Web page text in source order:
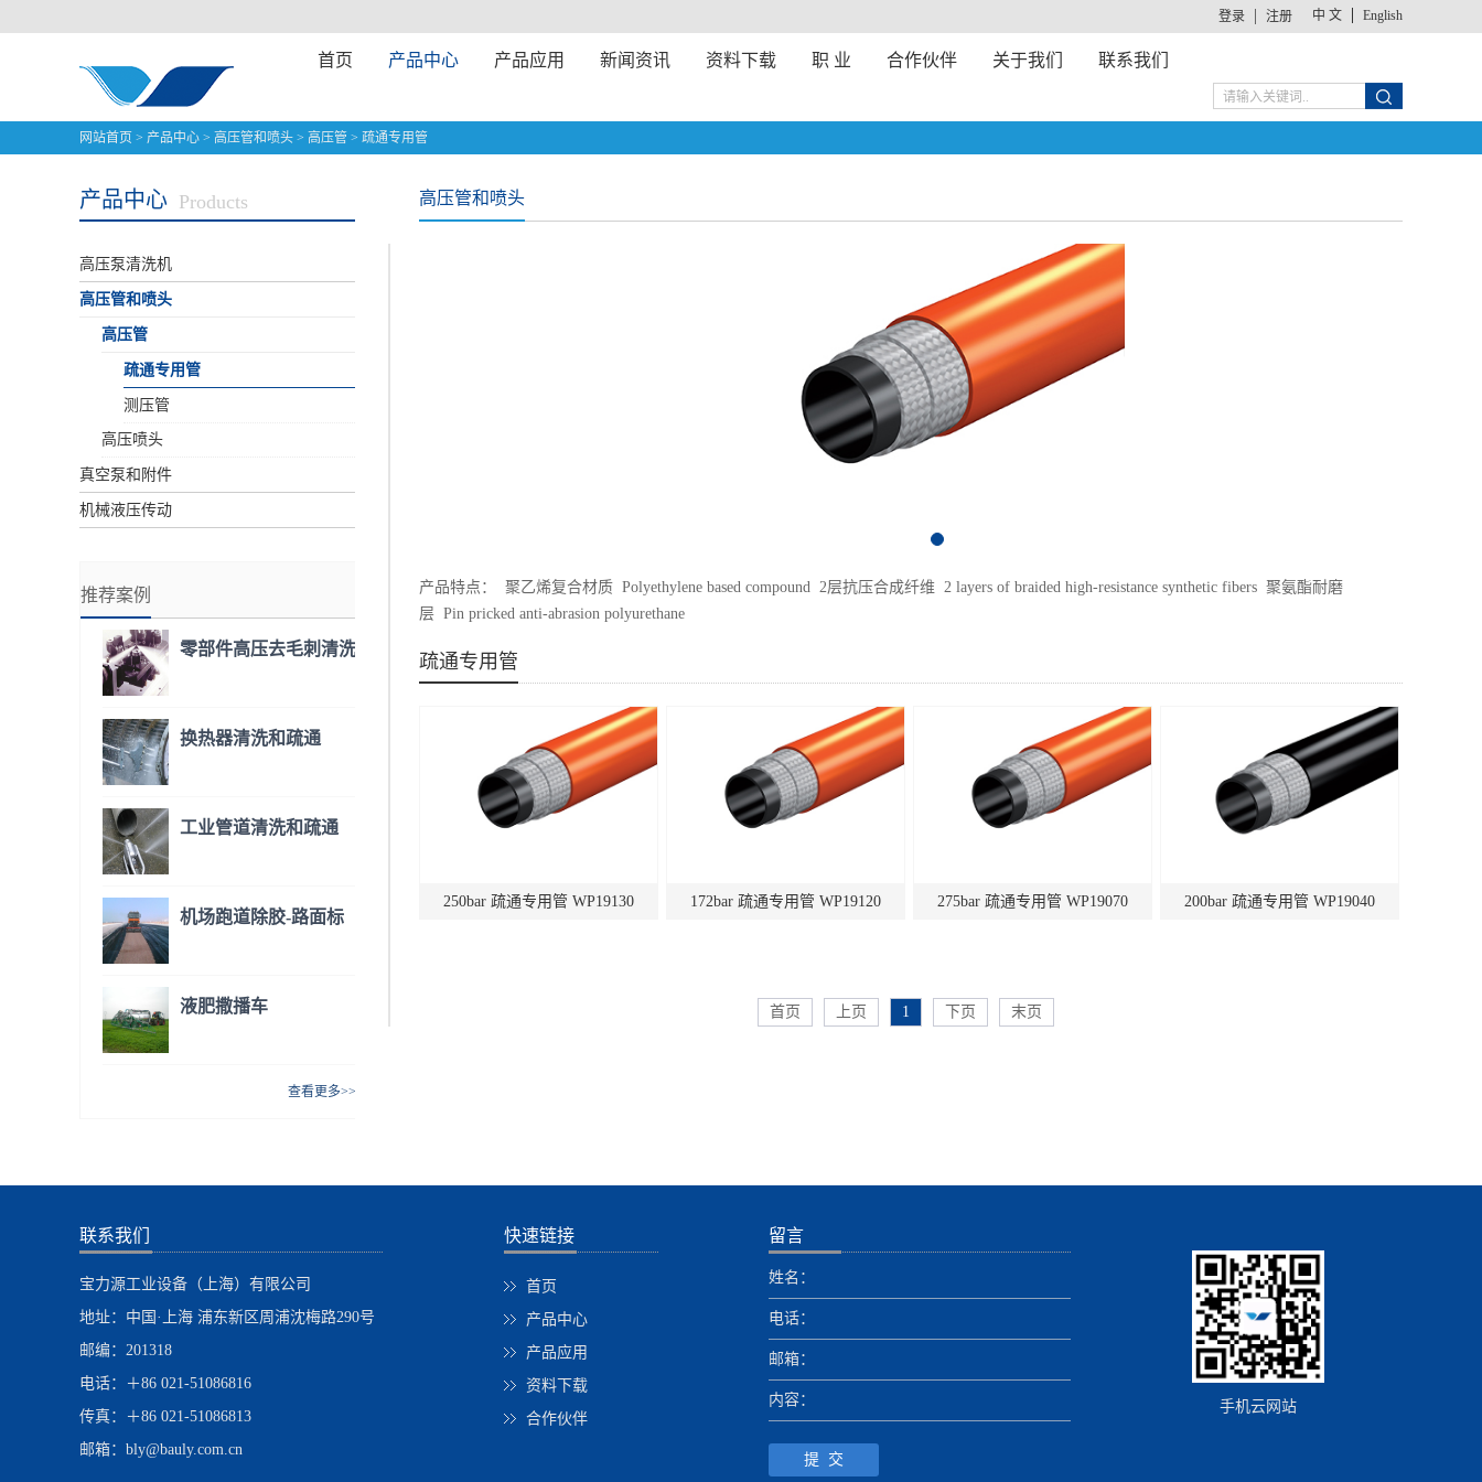
中 文 English
登录 注册
首页 产品中心 产品应用 新闻资讯 资料下载 职 业 合作伙伴 关于我们 联系我们
网站首页 > 产品中心 > 高压管和喷头 > 高压管 > 疏通专用管
产品中心 Products
高压泵清洗机
高压管和喷头
高压管
疏通专用管
测压管
高压喷头
真空泵和附件
机械液压传动
推荐案例
零部件高压去毛刺清洗
换热器清洗和疏通
工业管道清洗和疏通
机场跑道除胶-路面标
液肥撒播车
查看更多>>
高压管和喷头
产品特点： 聚乙烯复合材质 Polyethylene based compound 2层抗压合成纤维 2 layers of braided high-resistance synthetic fibers 聚氨酯耐磨
层 Pin pricked anti-abrasion polyurethane
疏通专用管
250bar 疏通专用管 WP19130 172bar 疏通专用管 WP19120 275bar 疏通专用管 WP19070 200bar 疏通专用管 WP19040
首页 上页 1 下页 末页
联系我们
宝力源工业设备（上海）有限公司
地址：中国·上海 浦东新区周浦沈梅路290号
邮编：201318
电话：＋86 021-51086816
传真：＋86 021-51086813
邮箱：bly@bauly.com.cn
快速链接
首页
产品中心
产品应用
资料下载
合作伙伴
留言
姓名：
电话：
邮箱：
内容： 手机云网站